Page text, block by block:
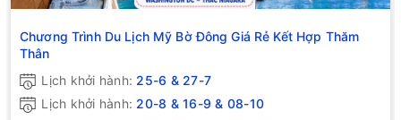
Chương Trình Du Lịch Mỹ Bờ Đông Giá Rẻ Kết Hợp Thăm
Thân
Lịch khởi hành: 25-6 & 27-7
Lịch khởi hành: 20-8 & 16-9 & 08-10